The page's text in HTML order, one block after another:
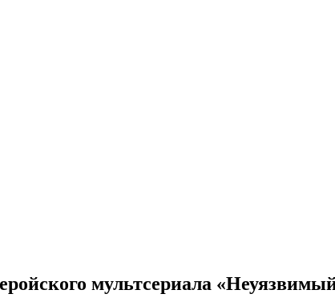
мультсериала